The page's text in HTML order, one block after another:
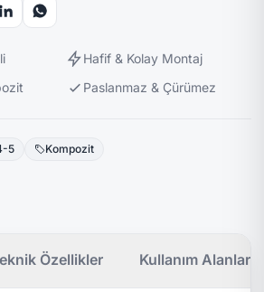
Hafif & Kolay Montaj
Paslanmaz & Çürümez
5 Kompozit
Özellikler Kullanım Alanları